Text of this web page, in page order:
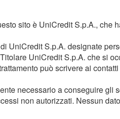
sito è UniCredit S.p.A.,
UniCredit S.p.A. designate
UniCredit S.p.A. che si
può scrivere ai
necessario a conseguire
non autorizzati. Nessun